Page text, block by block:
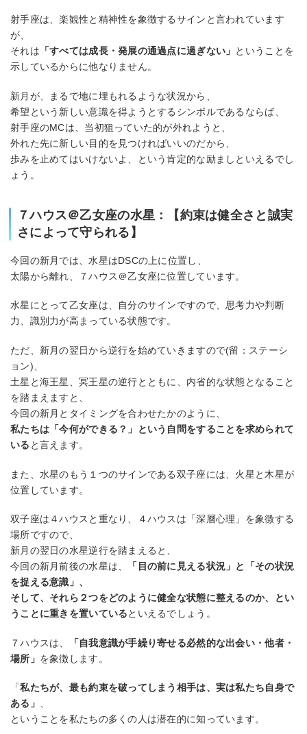
射手座は、楽観性と精神性を象徴するサインと言われています
が、
それは 「すべては成長・発展の通過点に過ぎない」 ということを
示しているからに他なりません。
新月が、まるで地に埋もれるような状況から、
希望という新しい意識を得ようとするシンボルであるならば、
射手座のMCは、当初狙っていた的が外れようと、
外れた先に新しい目的を見つければいいのだから、
歩みを止めてはいけないよ、という肯定的な励ましといえるでし
ょう。
７ハウス＠乙女座の水星：【約束は健全さと誠実
さによって守られる】
今回の新月では、水星はDSCの上に位置し、
太陽から離れ、７ハウス＠乙女座に位置しています。
水星にとって乙女座は、自分のサインですので、思考力や判断
力、識別力が高まっている状態です。
ただ、新月の翌日から逆行を始めていきますので(留：ステーシ
ョン)、
土星と海王星、冥王星の逆行とともに、内省的な状態となること
を踏まえますと、
今回の新月とタイミングを合わせたかのように、
私たちは「今何ができる？」という自問をすることを求められて
いる と言えます。
また、水星のもう１つのサインである双子座には、火星と木星が
位置しています。
双子座は４ハウスと重なり、４ハウスは「深層心理」を象徴する
場所ですので、
新月の翌日の水星逆行を踏まえると、
今回の新月前後の水星は、
「目の前に見える状況」と「その状況
を捉える意識」、
そして、それら２つをどのように健全な状態に整えるのか、とい
うことに重きを置いているといえるでしょう。
７ハウスは、
「自我意識が手繰り寄せる必然的な出会い・他者・
場所」 を象徴します。
「私たちが、最も約束を破ってしまう相手は、実は私たち自身で
ある」 、
ということを私たちの多くの人は潜在的に知っています。